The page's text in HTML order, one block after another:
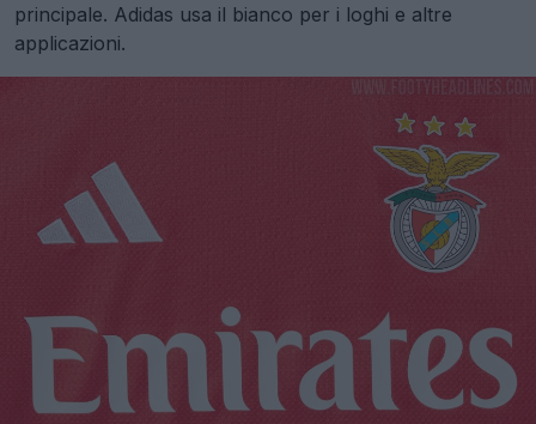
principale. Adidas usa il bianco per i loghi e altre
applicazioni.